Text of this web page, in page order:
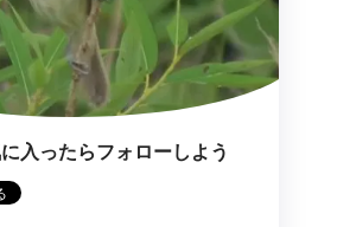
入ったらフォローしよう